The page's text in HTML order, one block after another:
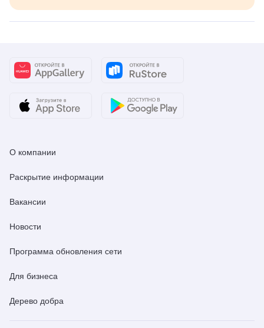
О компании
Раскрытие информации
Вакансии
Новости
Программа обновления сети
Для бизнеса
Дерево добра